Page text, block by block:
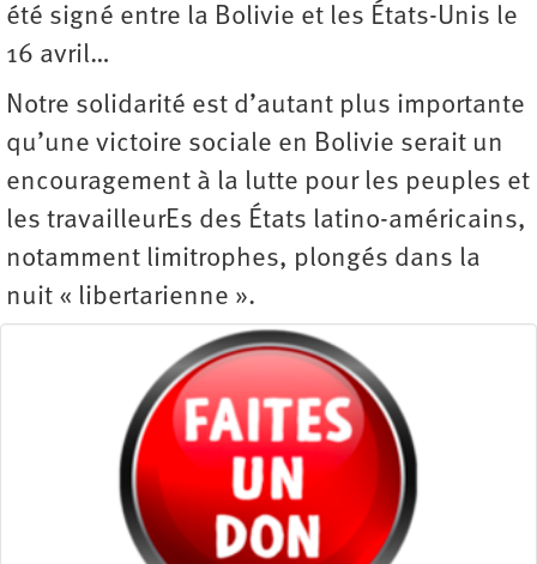
été signé entre la Bolivie et les États-Unis le
16 avril…
Notre solidarité est d’autant plus importante
qu’une victoire sociale en Bolivie serait un
encouragement à la lutte pour les peuples et
les travailleurEs des États latino-américains,
notamment limitrophes, plongés dans la
nuit « libertarienne ».